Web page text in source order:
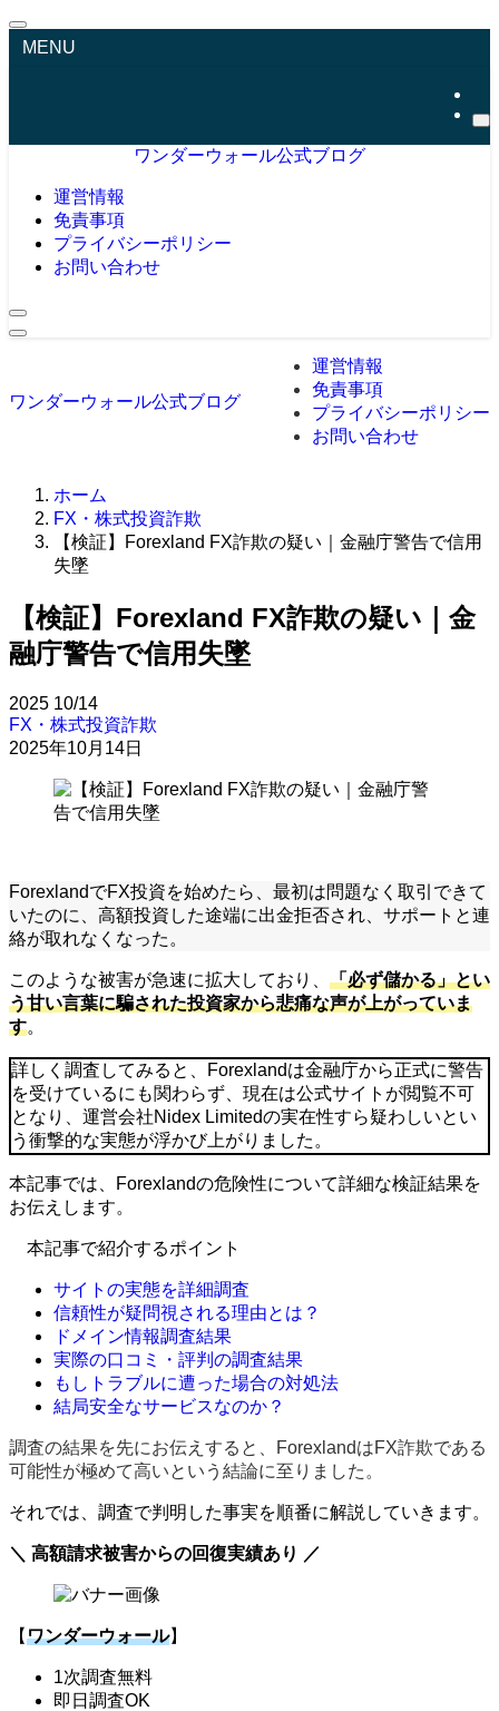
MENU
ワンダーウォール公式ブログ
運営情報
免責事項
プライバシーポリシー
お問い合わせ
ワンダーウォール公式ブログ
運営情報
免責事項
プライバシーポリシー
お問い合わせ
ホーム
FX・株式投資詐欺
【検証】Forexland FX詐欺の疑い｜金融庁警告で信用
失墜
【検証】Forexland FX詐欺の疑い｜金
融庁警告で信用失墜
2025 10/14
FX・株式投資詐欺
2025年10月14日
ForexlandでFX投資を始めたら、最初は問題なく取引できて
いたのに、高額投資した途端に出金拒否され、サポートと連
絡が取れなくなった。
このような被害が急速に拡大しており、 「必ず儲かる」とい
う甘い言葉に騙された投資家から悲痛な声が上がっていま
す。
詳しく調査してみると、Forexlandは金融庁から正式に警告
を受けているにも関わらず、現在は公式サイトが閲覧不可
となり、運営会社Nidex Limitedの実在性すら疑わしいとい
う衝撃的な実態が浮かび上がりました。
本記事では、Forexlandの危険性について詳細な検証結果を
お伝えします。
本記事で紹介するポイント
サイトの実態を詳細調査
信頼性が疑問視される理由とは？
ドメイン情報調査結果
実際の口コミ・評判の調査結果
もしトラブルに遭った場合の対処法
結局安全なサービスなのか？
調査の結果を先にお伝えすると、ForexlandはFX詐欺である
可能性が極めて高いという結論に至りました。
それでは、調査で判明した事実を順番に解説していきます。
＼ 高額請求被害からの回復実績あり ／
【ワンダーウォール】
1次調査無料
即日調査OK